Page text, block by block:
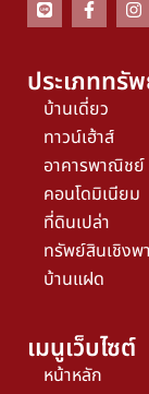
ประเภททรั
บ้านเดี่ยว
ทาวน์เฮ้าส์
อาคารพาณิชย์
คอนโดมิเนียม
ที่ดินเปล่า
ทรัพย์สินเชิง
บ้านแฝด
เมนูเว็บไซต์
หน้าหลัก